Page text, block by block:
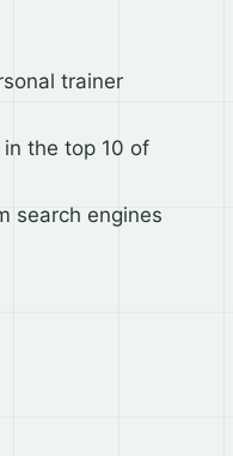
trainer
the top 10 of
search engines